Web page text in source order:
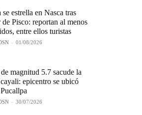
estrella en Nasca tras
de Pisco: reportan al menos
entre ellos turistas
- 01/08/2026
magnitud 5.7 sacude la
epicentro se ubicó
- 30/07/2026